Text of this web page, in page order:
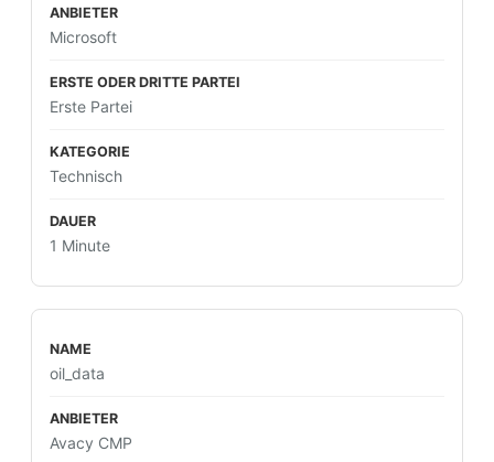
Microsoft
Erste Partei
Technisch
1 Minute
oil_data
Avacy CMP